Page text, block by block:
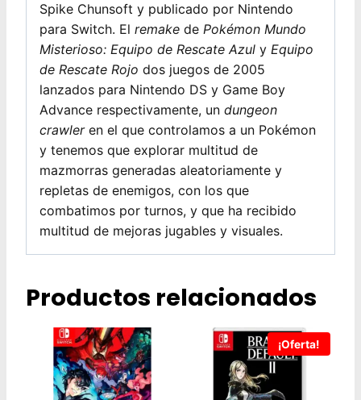
Spike Chunsoft y publicado por Nintendo
para Switch. El remake de Pokémon Mundo
Misterioso: Equipo de Rescate Azul y Equipo
de Rescate Rojo dos juegos de 2005
lanzados para Nintendo DS y Game Boy
Advance respectivamente, un dungeon
crawleren el que controlamos a un Pokémon
y tenemos que explorar multitud de
mazmorras generadas aleatoriamente y
repletas de enemigos, con los que
combatimos por turnos, y que ha recibido
multitud de mejoras jugables y visuales.
Productos relacionados
¡Oferta!